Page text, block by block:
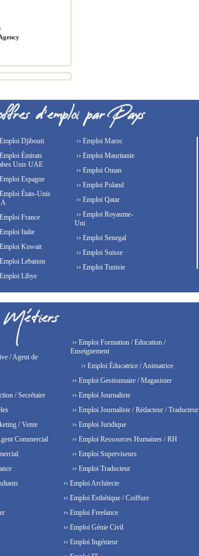
Emploi Djibouti
Emploi Émirats
Unis UAE
Emploi Espagne
Emploi États-Unis
Emploi France
Emploi Italie
Emploi Kuwait
Emploi Lebanon
Emploi Libye
›› Emploi Maroc
›› Emploi Mauritanie
›› Emploi Oman
›› Emploi Poland
›› Emploi Qatar
›› Emploi Royaume-
Uni
›› Emploi Senegal
›› Emploi Suisse
›› Emploi Tunisie
/ Agent de
/ Secrétaire
/ Vente
Commercial
›› Emploi Formation / Education /
Enseignement
›› Emploi Éducatrice / Animatrice
›› Emploi Gestionnaire / Magasinier
›› Emploi Journaliste
›› Emploi Journaliste / Rédacteur / Traducteur
›› Emploi Juridique
›› Emploi Ressources Humaines / RH
›› Emploi Superviseurs
›› Emploi Traducteur
›› Emploi Architecte
›› Emploi Esthétique / Coiffure
›› Emploi Freelance
›› Emploi Génie Civil
›› Emploi Ingénieur